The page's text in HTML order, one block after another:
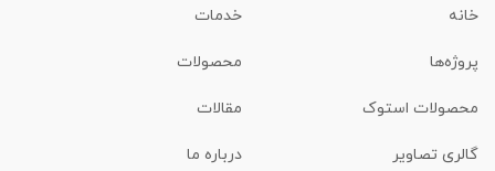
خانه خدمات
پروژه‌ها محصولات
محصولات استوک مقالات
گالری تصاویر درباره ما